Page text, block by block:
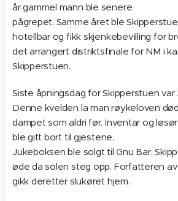
år gammel mann ble senere
pågrepet. Samme året ble
hotellbar og fikk skjenkebevilling for
det arrangert distriktsfinale for NM i
Skipperstuen.
Siste åpningsdag for Skipperstuen var
Denne kvelden la man røykeloven
dampet som aldri før. Inventar og
ble gitt bort til gjestene.
Jukeboksen ble solgt til Gnu Bar.
øde da solen steg opp. Forfatteren
gikk deretter slukøret hjem.